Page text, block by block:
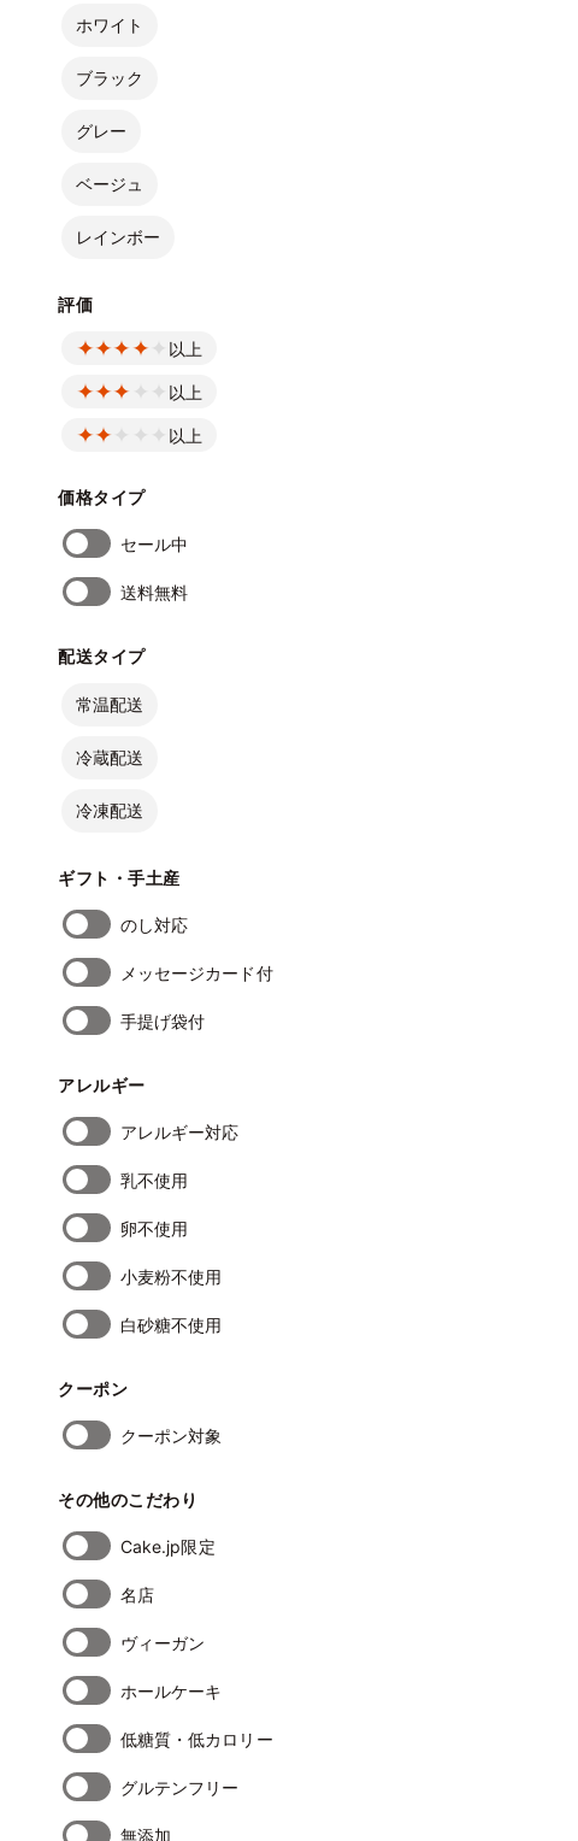
ホワイト
ブラック
グレー
ベージュ
レインボー
評価
以上
以上
以上
価格タイプ
セール中
送料無料
配送タイプ
常温配送
冷蔵配送
冷凍配送
ギフト・手土産
のし対応
メッセージカード付
手提げ袋付
アレルギー
アレルギー対応
乳不使用
卵不使用
小麦粉不使用
白砂糖不使用
クーポン
クーポン対象
その他のこだわり
Cake.jp限定
名店
ヴィーガン
ホールケーキ
低糖質・低カロリー
グルテンフリー
無添加